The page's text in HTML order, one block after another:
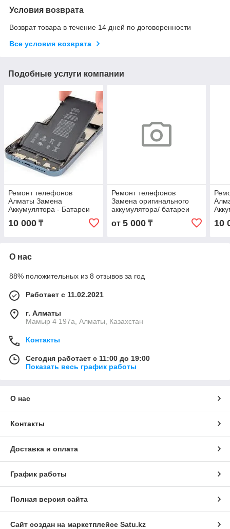
Условия возврата
Возврат товара в течение 14 дней по договоренности
Все условия возврата
Подобные услуги компании
Ремонт телефонов
Алматы Замена
Аккумулятора - Батареи
Оригинал С гарантией !
10 000 ₸
Ремонт телефонов
Замена оригинального
аккумулятора/ батареи
от 5 000₸ 10
О нас
88% положительных из 8 отзывов за год
Работает с 11.02.2021
г. Алматы
Мамыр 4 197а, Алматы, Казахстан
Контакты
Сегодня работает с 11:00 до 19:00
Показать весь график работы
О нас
Контакты
Доставка и оплата
График работы
Полная версия сайта
Сайт создан на маркетплейсе Satu.kz